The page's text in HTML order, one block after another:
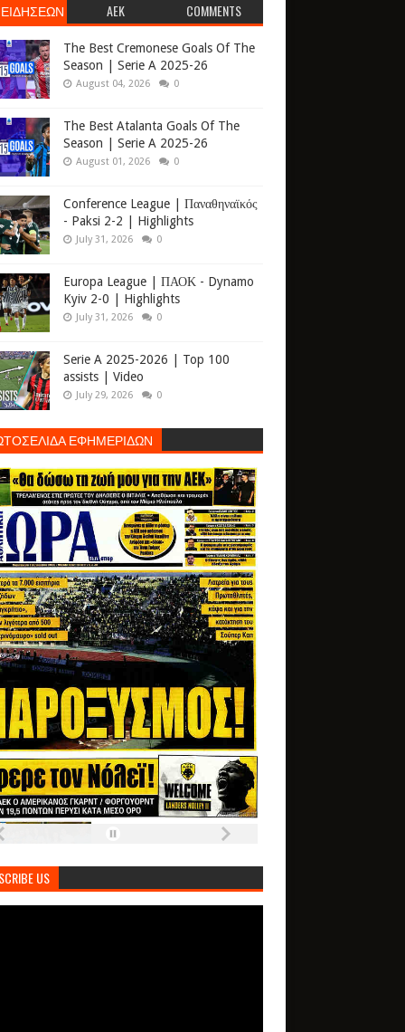
AEK COMMENTS
The Best Cremonese Goals Of The
Season | Serie A 2025-26
August 04, 2026 0
The Best Atalanta Goals Of The
Season | Serie A 2025-26
August 01, 2026 0
Conference League | Παναθηναϊκός
- Paksi 2-2 | Highlights
July 31, 2026 0
Europa League | ΠΑΟΚ - Dynamo
Kyiv 2-0 | Highlights
July 31, 2026 0
Serie A 2025-2026 | Top 100
assists | Video
July 29, 2026 0
ΕΦΗΜΕΡΙΔΩΝ
US